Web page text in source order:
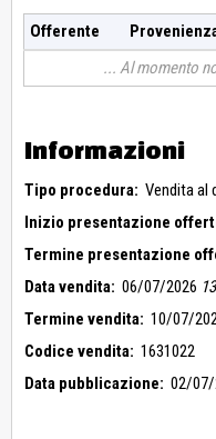
Offerente
Al momento
Informazioni
Tipo procedura: Vendita al
Inizio presentazione
Termine presentazione
Data vendita: 06/07/2026
Termine vendita: 10/07/
Codice vendita: 1631022
Data pubblicazione: 02/07/